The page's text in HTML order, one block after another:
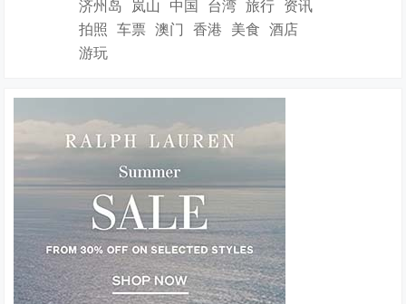
济州岛 岚山 中国 台湾 旅行 资讯
拍照 车票 澳门 香港 美食 酒店
游玩